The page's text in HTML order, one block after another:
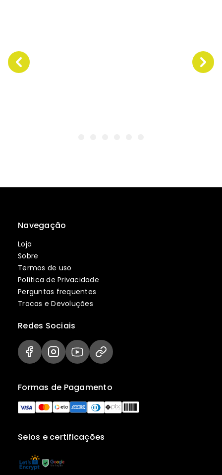
Navegação
Loja
Sobre
Termos de uso
Política de Privacidade
Perguntas frequentes
Trocas e Devoluções
Selos e certificações
Formas de Pagamento
Redes Sociais